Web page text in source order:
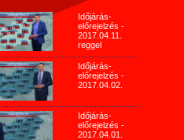
Időjárás-
előrejelzés -
2017.04.11.
reggel
Időjárás-
előrejelzés -
2017.04.02.
Időjárás-
előrejelzés -
2017.04.01.